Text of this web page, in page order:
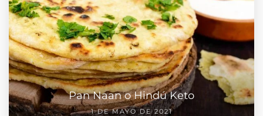
Pan Naan o Hindú Keto
1 DE MAYO DE 2021